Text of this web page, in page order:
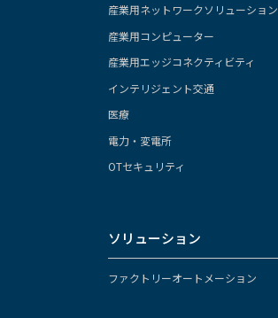
産業用ネットワークソリューション
産業用コンピューター
産業用エッジコネクティビティ
インテリジェント交通
医療
電力・変電所
OTセキュリティ
ソリューション
ファクトリーオートメーション